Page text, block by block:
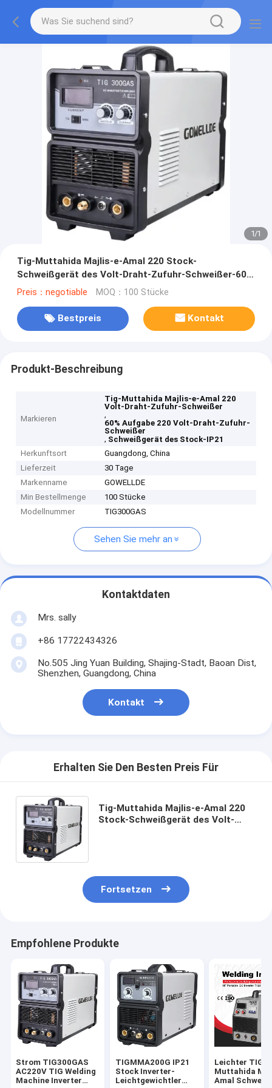
1/1
Tig-Muttahida Majlis-e-Amal 220 Stock-
Schweißgerät des Volt-Draht-Zufuhr-Schweißer-60%
der Aufgaben-IP21
Preis：negotiable MOQ：100 Stücke
Bestpreis Kontakt
Produkt-Beschreibung
Markieren
Tig-Muttahida Majlis-e-Amal 220
Volt-Draht-Zufuhr-Schweißer
,
60% Aufgabe 220 Volt-Draht-Zufuhr-
Schweißer
, Schweißgerät des Stock-IP21
Herkunftsort
Guangdong, China
Lieferzeit
30 Tage
Markenname
GOWELLDE
Min Bestellmenge
100 Stücke
Modellnummer
TIG300GAS
Sehen Sie mehr an
Kontaktdaten
Mrs. sally
+86 17722434326
No.505 Jing Yuan Building, Shajing-Stadt, Baoan Dist,
Shenzhen, Guangdong, China
Kontakt
Erhalten Sie Den Besten Preis Für
Tig-Muttahida Majlis-e-Amal 220
Stock-Schweißgerät des Volt-
Fortsetzen
Empfohlene Produkte
Strom TIG300GAS
AC220V TIG Welding
Machine Inverter
TIGMMA200G IP21
Stock Inverter-
Leichtgewichtler
Leichter TIG-
Muttahida
Amal